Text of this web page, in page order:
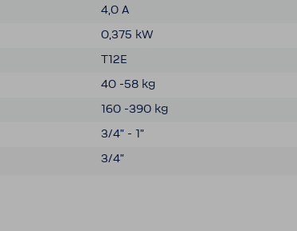
4,0 A
0,375 kW
T12E
40 -58 kg
160 -390 kg
3/4" - 1"
3/4"